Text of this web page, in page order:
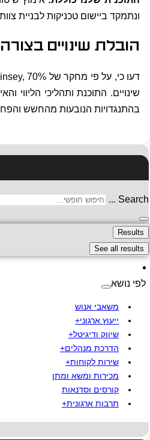
ונתמקד ביישום טכניקות לבניית
הובלת שינויים
שינויים. התוכנת ותהליכי הליווי
בהתנגדויות הנובעות מהחשש
Search ...
Results
See all results
לפי נושא
משאבי אנוש
ייעוץ ארגוני+
שיווק ודיגיטל+
הדרכת מנהלים+
שירות לקוחות+
מכירות ומשא ומתן
קורסים וסדנאות
תרבות ארגונית+